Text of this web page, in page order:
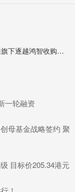
优配速至 追觅科技俞浩旗下逐越鸿智收购嘉美包装股权案进入公示期
一轮融资
母基金战略签约 聚
目标价205.34港元